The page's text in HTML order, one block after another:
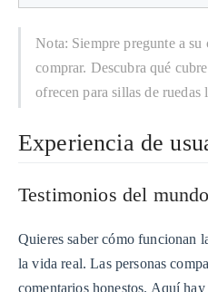
Nota: Siempre pregunte a su
comprar. Descubra qué
ofrecen para sillas de ruedas
Experiencia de
Testimonios del
Quieres saber cómo funcionan
la vida real. Las personas
comentarios honestos. Aquí